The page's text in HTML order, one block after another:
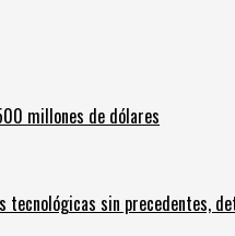
millones de dólares
sin precedentes,